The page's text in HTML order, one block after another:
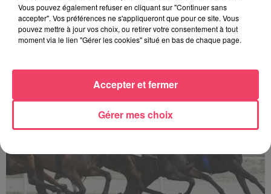
Vous pouvez également refuser en cliquant sur "Continuer sans
accepter". Vos préférences ne s'appliqueront que pour ce site. Vous
pouvez mettre à jour vos choix, ou retirer votre consentement à tout
moment via le lien "Gérer les cookies" situé en bas de chaque page.
Gérer mes choix
Accepter et fermer